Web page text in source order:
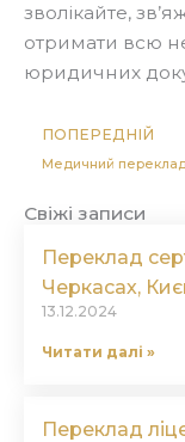
зволікайте,
отримати всю
юридичних
Попер
ПОПЕРЕДНІЙ
Свіжі записи
Переклад
Черкасах,
13.12.2024
Читати далі »
Переклад